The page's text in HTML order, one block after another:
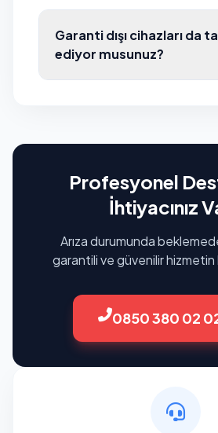
Garanti dışı cihazları da
ediyor musunuz?
Profesyonel
İhtiyacınız
Arıza durumunda
garantili ve güvenilir hizmetin
0850 380 02